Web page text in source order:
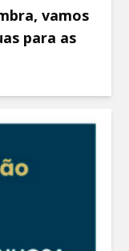
vamos
para as